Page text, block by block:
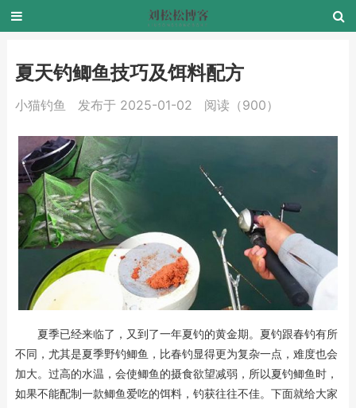
夏天钓鲫鱼技巧及饵料配方
小猫钓鱼 发布于 2025-01-02 阅读（900）
夏季已经来临了，又到了一年夏钓的黄金期。夏钓跟春钓有所
不同，尤其是夏季野钓鲫鱼，比春钓显得更为复杂一点，难度也会
加大。过高的水温，会使鲫鱼的摄食欲望减弱，所以夏钓鲫鱼时，
如果不能配制一款鲫鱼爱吃的饵料，钓获往往不佳。下面就给大家